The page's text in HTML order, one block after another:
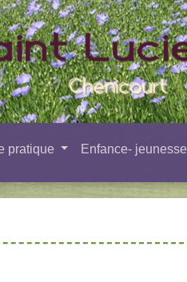
pratique Enfance- jeunesse